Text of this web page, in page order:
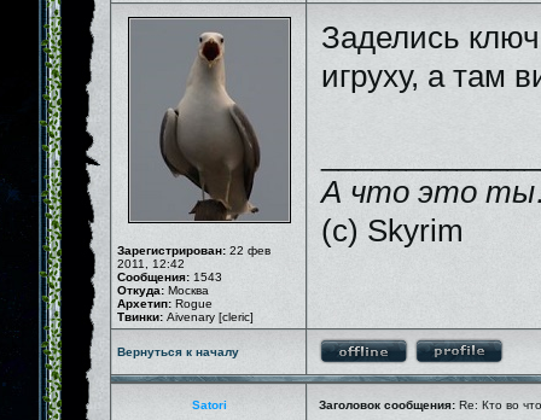
Зарегистрирован: 22 фев
2011, 12:42
Сообщения: 1543
Откуда: Москва
Архетип: Rogue
Твинки: Aivenary [cleric]
Заделись
игруху, а там
А что это
(c) Skyrim
Вернуться к началу
Satori Заголовок сообщения: Re: Кто во